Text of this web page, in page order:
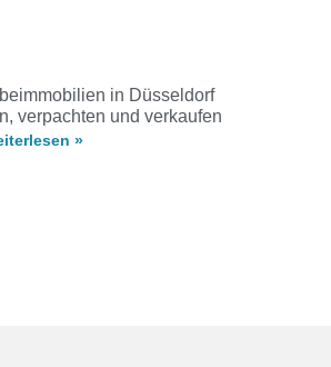
in Düsseldorf
verpachten und verkaufen
»